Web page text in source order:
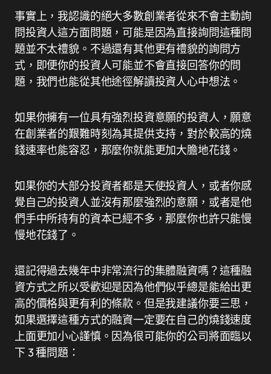
事實上，我認識的絕大多數創業者從來不會主動詢
問投資人這方面問題，可能是因為直接詢問這種問
題並不太禮貌。不過還有其他更有禮貌的詢問方
式，即便你的投資人可能並不會直接回答你的問
題，我們也能從其他途徑解讀投資人心中想法。
如果你擁有一位具有強烈投資意願的投資人，願意
在創業者的艱難時刻為其提供支持，對於較高的燒
錢速率也能容忍，那麼你就能更加大膽地花錢。
如果你的大部分投資者都是天使投資人，或者你感
覺自己的投資人並沒有那麼強烈的意願，或者是他
們手中所持有的資本已經不多，那麼你也許只能慢
慢地花錢了。
還記得過去幾年中非常流行的集體融資嗎？這種融
資方式之所以受歡迎是因為他們似乎總是能給出更
高的價格與更有利的條款。但是我建議你要三思，
如果選擇這種方式的融資一定要在自己的燒錢速度
上面更加小心謹慎。因為很可能你的公司將面臨以
下 3 種問題：